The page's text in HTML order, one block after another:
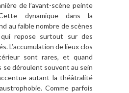
de l’avant-scène peinte
dynamique dans la
au faible nombre de scènes
repose surtout sur des
L’accumulation de lieux clos
sont rares, et quand
se déroulent souvent au sein
autant la théâtralité
Comme parfois